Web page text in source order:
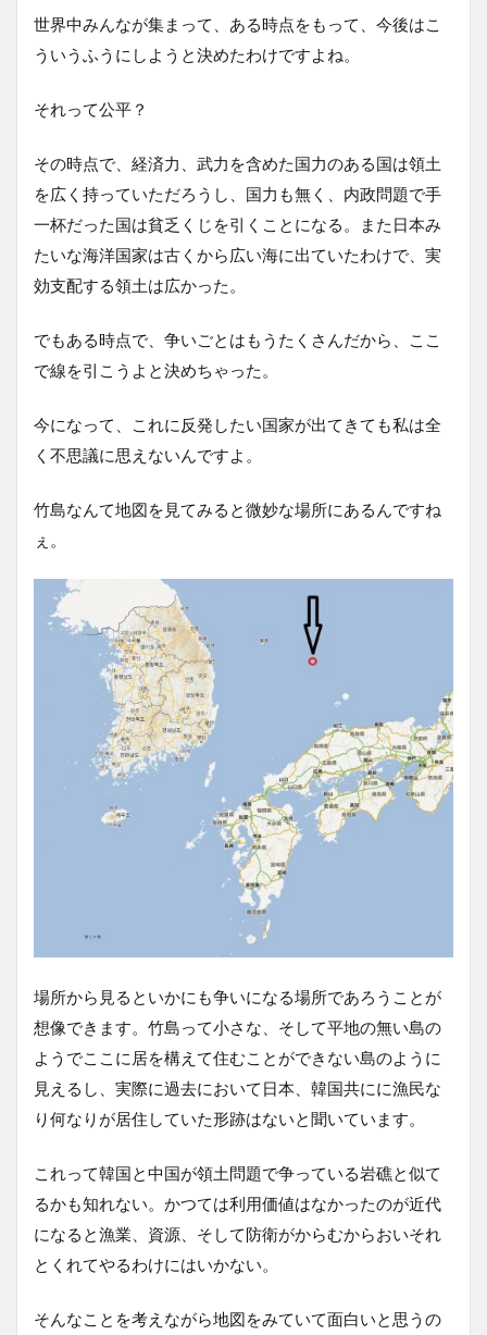
世界中みんなが集まって、ある時点をもって、今後はこ
ういうふうにしようと決めたわけですよね。
それって公平？
その時点で、経済力、武力を含めた国力のある国は領土
を広く持っていただろうし、国力も無く、内政問題で手
一杯だった国は貧乏くじを引くことになる。また日本み
たいな海洋国家は古くから広い海に出ていたわけで、実
効支配する領土は広かった。
でもある時点で、争いごとはもうたくさんだから、ここ
で線を引こうよと決めちゃった。
今になって、これに反発したい国家が出てきても私は全
く不思議に思えないんですよ。
竹島なんて地図を見てみると微妙な場所にあるんですね
ぇ。
場所から見るといかにも争いになる場所であろうことが
想像できます。竹島って小さな、そして平地の無い島の
ようでここに居を構えて住むことができない島のように
見えるし、実際に過去において日本、韓国共にに漁民な
り何なりが居住していた形跡はないと聞いています。
これって韓国と中国が領土問題で争っている岩礁と似て
るかも知れない。かつては利用価値はなかったのが近代
になると漁業、資源、そして防衛がからむからおいそれ
とくれてやるわけにはいかない。
そんなことを考えながら地図をみていて面白いと思うの